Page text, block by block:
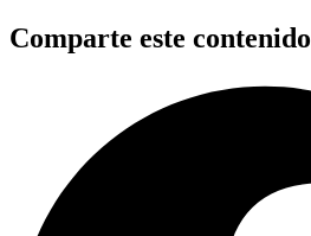
Comparte este contenido